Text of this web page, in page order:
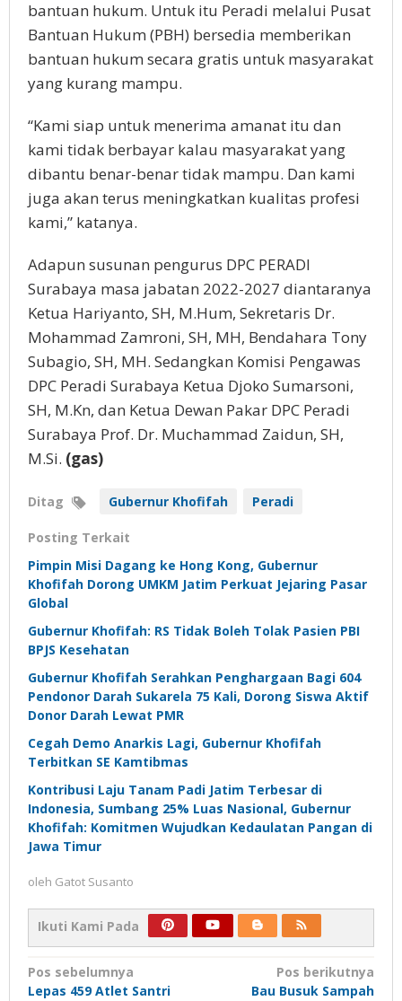
bantuan hukum. Untuk itu Peradi melalui Pusat
Bantuan Hukum (PBH) bersedia memberikan
bantuan hukum secara gratis untuk masyarakat
yang kurang mampu.
“Kami siap untuk menerima amanat itu dan
kami tidak berbayar kalau masyarakat yang
dibantu benar-benar tidak mampu. Dan kami
juga akan terus meningkatkan kualitas profesi
kami,” katanya.
Adapun susunan pengurus DPC PERADI
Surabaya masa jabatan 2022-2027 diantaranya
Ketua Hariyanto, SH, M.Hum, Sekretaris Dr.
Mohammad Zamroni, SH, MH, Bendahara Tony
Subagio, SH, MH. Sedangkan Komisi Pengawas
DPC Peradi Surabaya Ketua Djoko Sumarsoni,
SH, M.Kn, dan Ketua Dewan Pakar DPC Peradi
Surabaya Prof. Dr. Muchammad Zaidun, SH,
M.Si. (gas)
Ditag Gubernur Khofifah Peradi
Posting Terkait
Pimpin Misi Dagang ke Hong Kong, Gubernur
Khofifah Dorong UMKM Jatim Perkuat Jejaring Pasar
Global
Gubernur Khofifah: RS Tidak Boleh Tolak Pasien PBI
BPJS Kesehatan
Gubernur Khofifah Serahkan Penghargaan Bagi 604
Pendonor Darah Sukarela 75 Kali, Dorong Siswa Aktif
Donor Darah Lewat PMR
Cegah Demo Anarkis Lagi, Gubernur Khofifah
Terbitkan SE Kamtibmas
Kontribusi Laju Tanam Padi Jatim Terbesar di
Indonesia, Sumbang 25% Luas Nasional, Gubernur
Khofifah: Komitmen Wujudkan Kedaulatan Pangan di
Jawa Timur
oleh Gatot Susanto
Ikuti Kami Pada
Navigasi
Pos sebelumnya
Lepas 459 Atlet Santri
Pos berikutnya
Bau Busuk Sampah